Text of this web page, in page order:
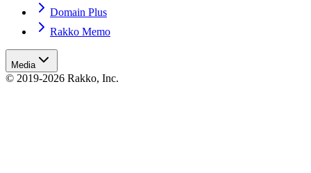
Domain Plus
Rakko Memo
Media
© 2019-2026 Rakko, Inc.